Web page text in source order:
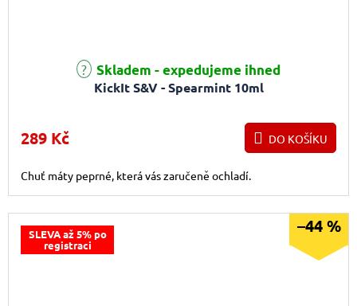
KickIt S&V - Spearmint 10ml
Skladem - expedujeme ihned
289 Kč DO KOŠÍKU
Chuť máty peprné, která vás zaručeně ochladí.
SLEVA až 5% po
registraci
–44 %